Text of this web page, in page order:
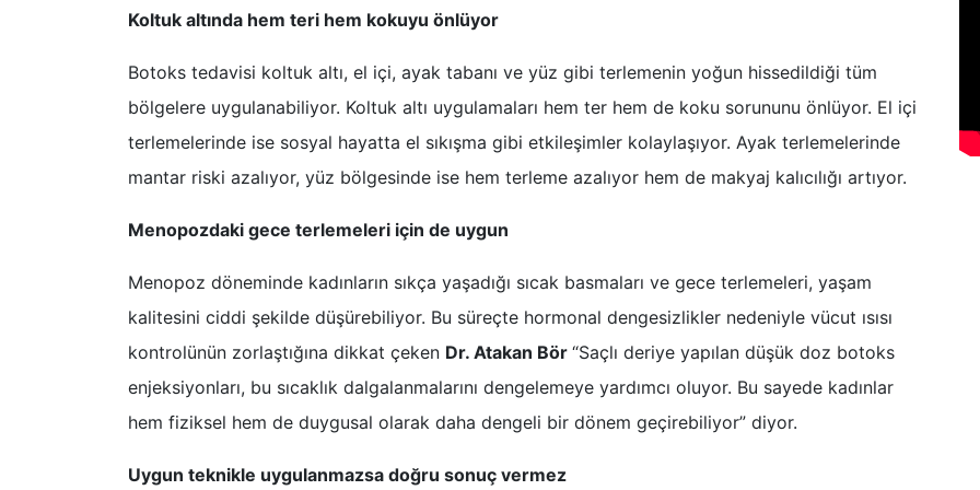
Koltuk altında hem teri hem kokuyu önlüyor
Botoks tedavisi koltuk altı, el içi, ayak tabanı ve yüz gibi terlemenin yoğun hissedildiği tüm
bölgelere uygulanabiliyor. Koltuk altı uygulamaları hem ter hem de koku sorununu önlüyor. El içi
terlemelerinde ise sosyal hayatta el sıkışma gibi etkileşimler kolaylaşıyor. Ayak terlemelerinde
mantar riski azalıyor, yüz bölgesinde ise hem terleme azalıyor hem de makyaj kalıcılığı artıyor.
Menopozdaki gece terlemeleri için de uygun
Menopoz döneminde kadınların sıkça yaşadığı sıcak basmaları ve gece terlemeleri, yaşam
kalitesini ciddi şekilde düşürebiliyor. Bu süreçte hormonal dengesizlikler nedeniyle vücut ısısı
kontrolünün zorlaştığına dikkat çeken Dr. Atakan Bör “Saçlı deriye yapılan düşük doz botoks
enjeksiyonları, bu sıcaklık dalgalanmalarını dengelemeye yardımcı oluyor. Bu sayede kadınlar
hem fiziksel hem de duygusal olarak daha dengeli bir dönem geçirebiliyor” diyor.
Uygun teknikle uygulanmazsa doğru sonuç vermez